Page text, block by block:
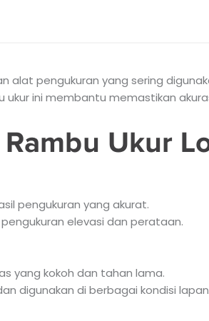
alat pengukuran yang sering
ukur ini membantu memastikan
Ukur
pengukuran yang akurat.
elevasi dan perataan.
yang kokoh dan tahan lama.
digunakan di berbagai kondisi